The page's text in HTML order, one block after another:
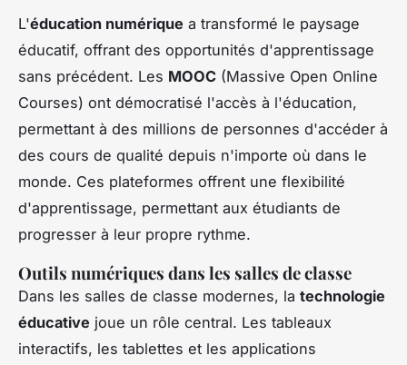
L'éducation numérique a transformé le paysage
éducatif, offrant des opportunités d'apprentissage
sans précédent. Les MOOC (Massive Open Online
Courses) ont démocratisé l'accès à l'éducation,
permettant à des millions de personnes d'accéder à
des cours de qualité depuis n'importe où dans le
monde. Ces plateformes offrent une flexibilité
d'apprentissage, permettant aux étudiants de
progresser à leur propre rythme.
Outils numériques dans les salles de classe
Dans les salles de classe modernes, la technologie
éducative joue un rôle central. Les tableaux
interactifs, les tablettes et les applications